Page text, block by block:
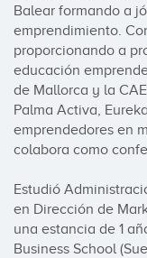
Balear formando a
emprendimiento.
proporcionando a
educación
de Mallorca y la
Palma Activa,
emprendedores en
colabora como
Estudió
en Dirección de
una estancia de 1
Business School